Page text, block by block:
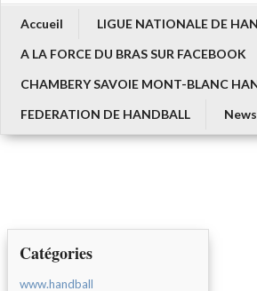
Accueil
LIGUE NATIONALE DE
A LA FORCE DU BRAS SUR FACEBOOK
CHAMBERY SAVOIE MONT-BLANC
FEDERATION DE HANDBALL
Catégories
www.handball